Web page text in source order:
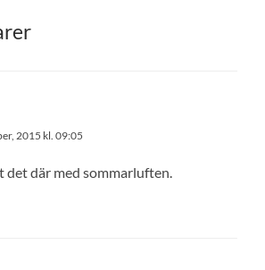
2015 kl. 09:05
det där med sommarluften.